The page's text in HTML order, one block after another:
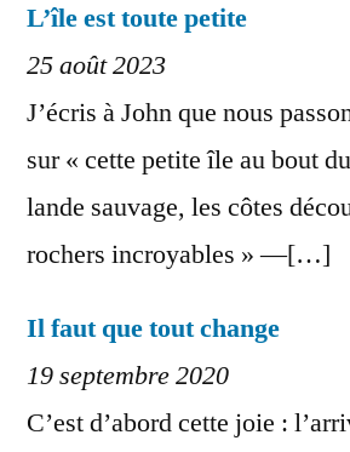
L’île est toute petite
25 août 2023
J’écris à John que nous
sur « cette petite île au bout
lande sauvage, les côtes
rochers incroyables » —[…]
Il faut que tout change
19 septembre 2020
C’est d’abord cette joie :